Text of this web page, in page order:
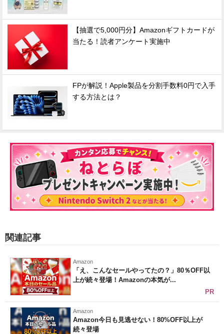
【抽選で5,000円分】Amazonギフトカードが
当たる！読者アンケート実施中
FPが解説！Apple製品を分割手数料0円で入手
する方法とは？
関連記事
Amazon
「え、こんなセールやってたの？」80％OFF以
上が続々登場！Amazonの本気が...
PR
Amazon
Amazon今日も見逃せない！80%OFF以上が
続々登場